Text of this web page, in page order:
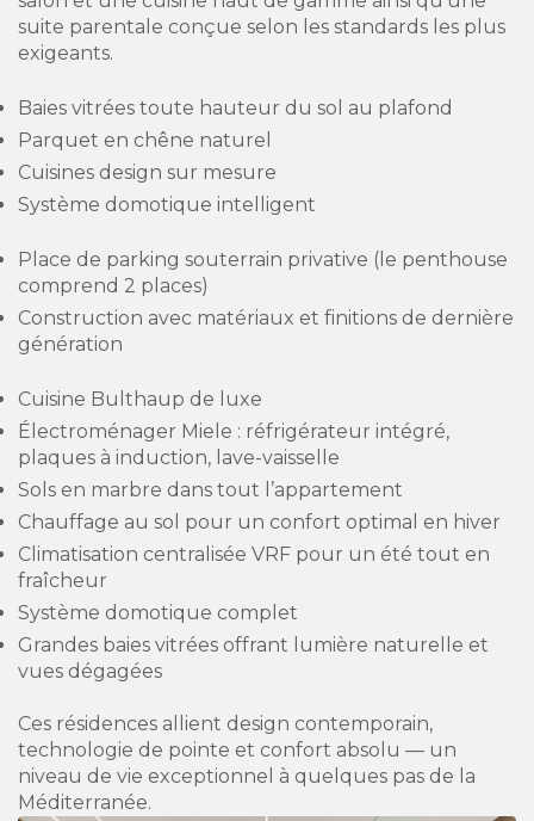
suite parentale conçue selon les standards les plus
exigeants.
Baies vitrées toute hauteur du sol au plafond
Parquet en chêne naturel
Cuisines design sur mesure
Système domotique intelligent
Place de parking souterrain privative (le penthouse
comprend 2 places)
Construction avec matériaux et finitions de dernière
génération
Cuisine Bulthaup de luxe
Électroménager Miele : réfrigérateur intégré,
plaques à induction, lave-vaisselle
Sols en marbre dans tout l’appartement
Chauffage au sol pour un confort optimal en hiver
Climatisation centralisée VRF pour un été tout en
fraîcheur
Système domotique complet
Grandes baies vitrées offrant lumière naturelle et
vues dégagées
Ces résidences allient design contemporain,
technologie de pointe et confort absolu — un
niveau de vie exceptionnel à quelques pas de la
Méditerranée.